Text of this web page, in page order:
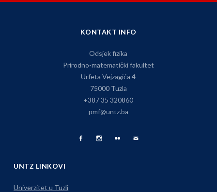
KONTAKT INFO
Odsjek fizika
Prirodno-matematički fakultet
Urfeta Vejzagića 4
75000 Tuzla
+387 35 320860
pmf@untz.ba
UNTZ LINKOVI
Univerzitet u Tuzli